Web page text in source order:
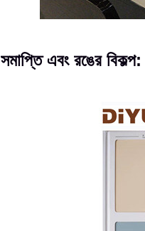
সমাপ্তি এবং রঙের